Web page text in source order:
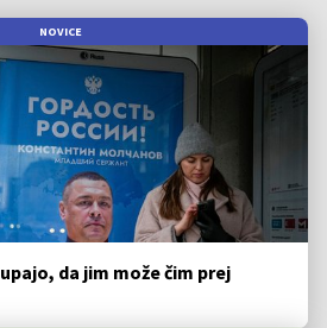
NOVICE
da jim može čim prej